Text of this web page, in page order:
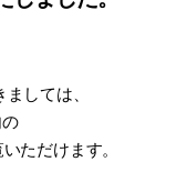
ましては
の
ただけます。